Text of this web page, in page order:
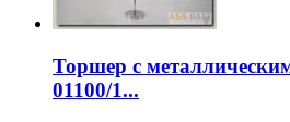
Торшер с
01100/1...